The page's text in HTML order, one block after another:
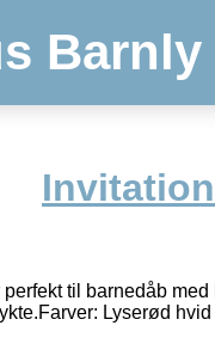
Barnly
til barnedåb
Lyserød